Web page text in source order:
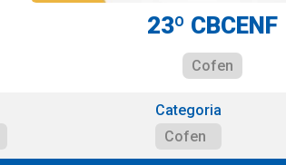
23º CBCENF
Cofen
Categoria
Cofen